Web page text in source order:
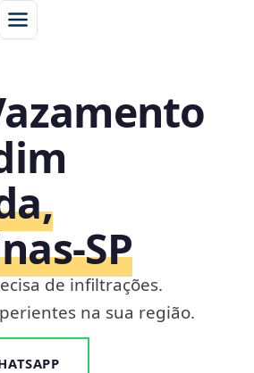
de infiltrações.
na sua região.